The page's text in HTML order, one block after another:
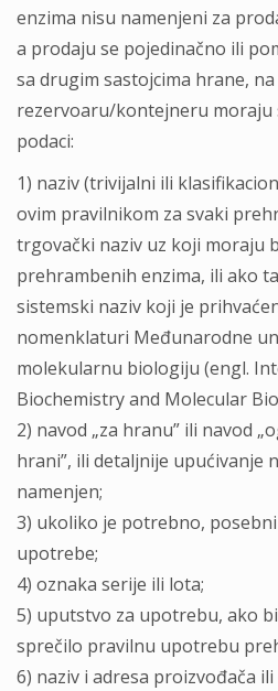
enzima nisu namenjeni za
a prodaju se pojedinačno ili
sa drugim sastojcima hrane,
rezervoaru/kontejneru moraju
podaci:
1) naziv (trivijalni ili
ovim pravilnikom za svaki
trgovački naziv uz koji moraju
prehrambenih enzima, ili ako
sistemski naziv koji je
nomenklaturi Međunarodne
molekularnu biologiju (engl.
Biochemistry and Molecular
2) navod „za hranu” ili navod
hrani”, ili detalјnije upućivanje
namenjen;
3) ukoliko je potrebno,
upotrebe;
4) oznaka serije ili lota;
5) uputstvo za upotrebu, ako
sprečilo pravilnu upotrebu
6) naziv i adresa proizvođača